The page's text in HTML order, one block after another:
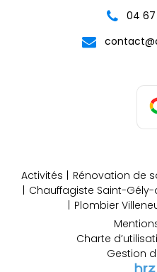
04
Activités
Rénovation de
Chauffagiste Saint-
Plombier
Charte
Gestion